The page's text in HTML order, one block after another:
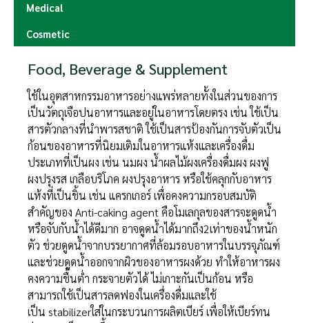
Medical
Cosmetic
Food, Beverage & Supplement
ใช้ในอุตสาหกรรมอาหารอย่างแพร่หลายทั้งในส่วนของการ
เป็นวัตถุเจือปนอาหารและอยู่ในอาหารโดยตรง เช่น ใช้เป็น
สารตัวกลางที่นำพารสชาติ ใช้เป็นสารป้องกันการจับตัวเป็น
ก้อนของอาหารที่นิยมเติมในอาหารแห้งและเครื่องดื่ม
ประเภทที่เป็นผง เช่น นมผง น้ำผลไม้ผงเครื่องดื่มผง ผงฟู
ผงปรุงรส เกลือบริโภค ผงปรุงอาหาร หรือใช้คลุกกับอาหาร
แห้งที่เป็นชิ้น เช่น แครกเกอร์ เพื่อคงความกรอบสมบัติ
สำคัญของ Anti-caking agent คือโมเลกุลของสารจะดูดน้ำ
หรือจับกับน้ำได้ดีมาก อาจดูดน้ำได้มากถึง2เท่าของน้ำหนัก
ตัว ช่วยดูดน้ำจากบรรยากาศที่ล้อมรอบอาหารในบรรจุภัณฑ์
และช่วยดูดน้ำออกจากผิวของอาหารผงด้วย ทำให้อาหารผง
คงความชื้นต่ำ กระจายตัวได้ ไม่เกาะกันเป็นก้อน หรือ
สามารถใช้เป็นสารลดฟองในเครื่องดื่มและใช้
เป็น stabilizerใส่ในกระบวนการผลิตเบียร์ เพื่อให้เบียร์ทน